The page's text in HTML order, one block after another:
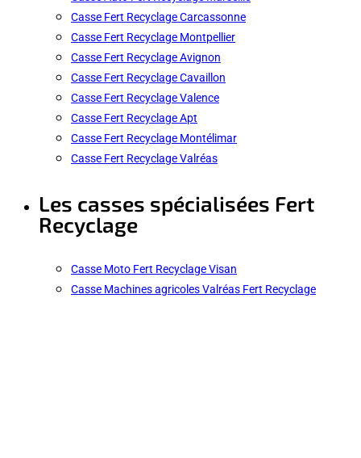
Casse Fert Recyclage Carcassonne
Casse Fert Recyclage Montpellier
Casse Fert Recyclage Avignon
Casse Fert Recyclage Cavaillon
Casse Fert Recyclage Valence
Casse Fert Recyclage Apt
Casse Fert Recyclage Montélimar
Casse Fert Recyclage Valréas
Les casses spécialisées Fert
Recyclage
Casse Moto Fert Recyclage Visan
Casse Machines agricoles Valréas Fert Recyclage